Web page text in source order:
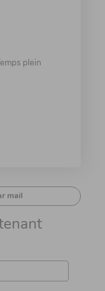
plein
mail